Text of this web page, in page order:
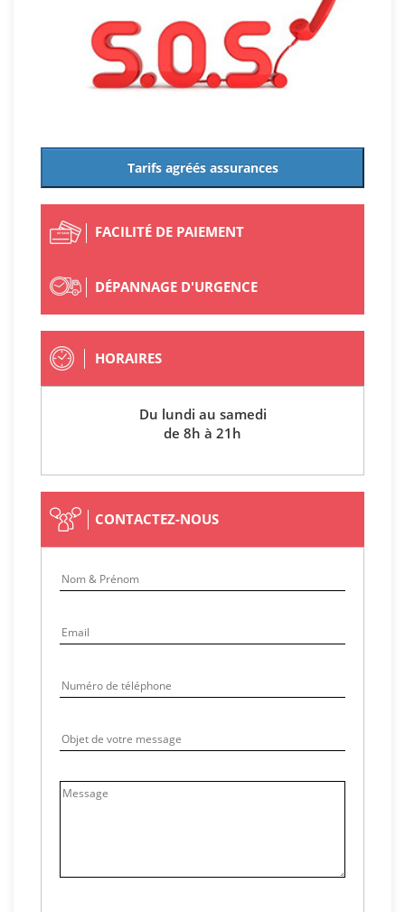
Tarifs agréés assurances
FACILITÉ DE PAIEMENT
DÉPANNAGE D'URGENCE
HORAIRES
Du lundi au samedi
de 8h à 21h
CONTACTEZ-NOUS